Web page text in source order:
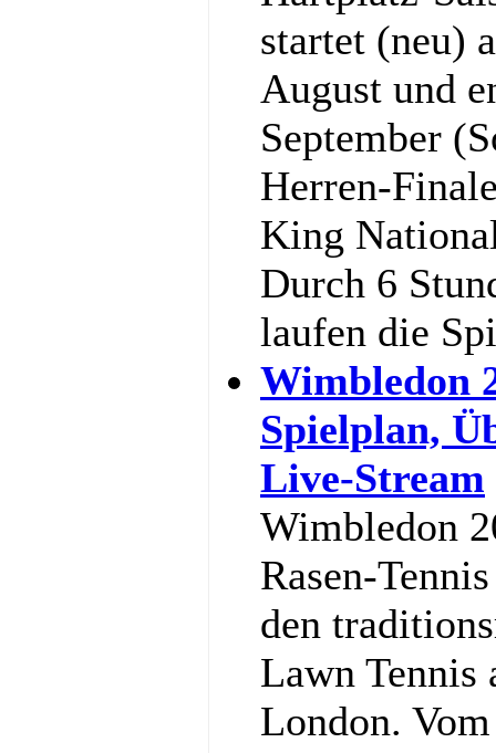
startet (neu)
August und
September
Herren-
King
Durch 6
laufen die
Wimbledon
Spielplan,
Live-Stream
Wimbledon
Rasen-
den
Lawn Tennis
London.